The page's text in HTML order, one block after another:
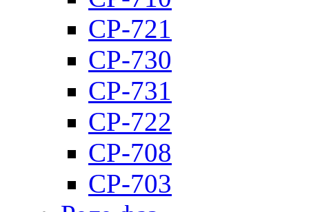
CP-721
CP-730
CP-731
CP-722
CP-708
CP-703